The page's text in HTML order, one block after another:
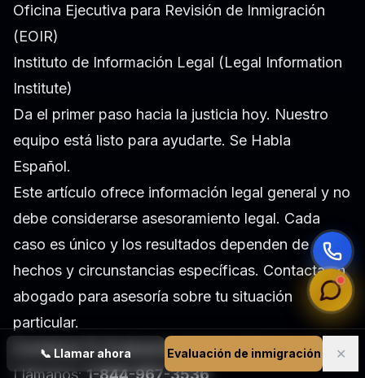
📞 Llamar ahora Evaluación de inmigración ✕
Oficina Ejecutiva para Revisión de Inmigración
(EOIR)
Instituto de Información Legal (Legal Information
Institute)
Da el primer paso hacia la justicia hoy. Nuestro
equipo está listo para ayudarte. Se Habla
Español.
Este artículo ofrece información legal general y no
debe considerarse asesoramiento legal. Cada
caso es único y los resultados dependen de
hechos y circunstancias específicas. Contacta un
abogado para asesoría sobre tu situación
particular.
Comienza Tu Evaluación Gratuita Ahora
Llámanos:1-844-967-3536